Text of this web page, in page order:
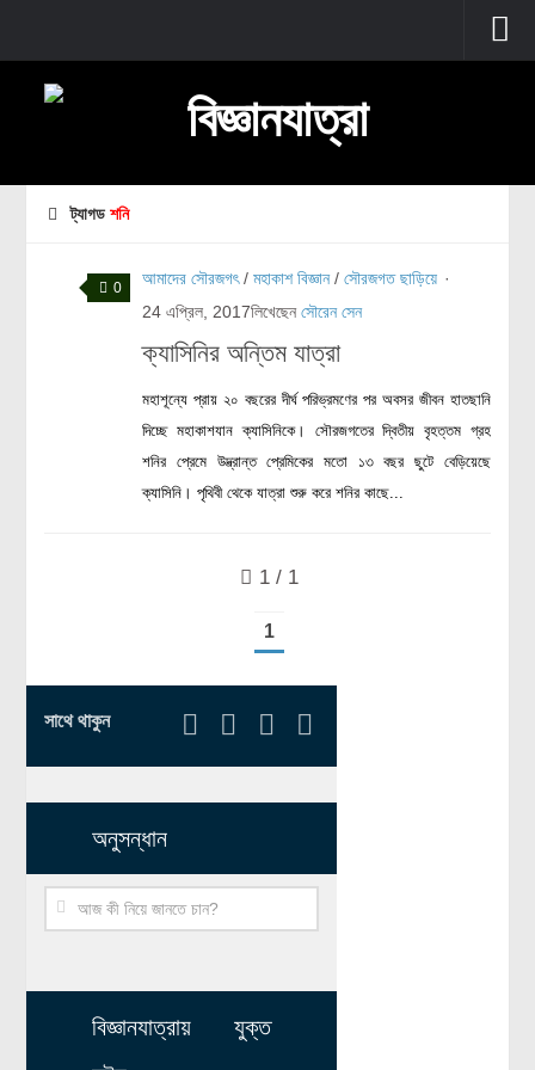
প্রচ্ছদ
জীববিজ্ঞান
প্রাণীবিজ্ঞান
বিবর্তন
মানবদেহ
জেনেটিক্স
রোগ ও চিকিৎসা
পরিবেশ দূষণ
ইলেকট্রিক্যাল ইঞ্জিনিয়ারিং
বায়োটেকনোলজি
ট্যাগডশনি
0 আমাদের সৌরজগৎ/মহাকাশ বিজ্ঞান/সৌরজগত ছাড়িয়ে
24 এপ্রিল, 2017
·
লিখেছেনসৌরেন সেন
ক্যাসিনির অন্তিম যাত্রা
মহাশূন্যে প্রায় ২০ বছরের দীর্ঘ পরিভ্রমণের পর অবসর জীবন হাতছানি
দিচ্ছে মহাকাশযান ক্যাসিনিকে। সৌরজগতের দ্বিতীয় বৃহত্তম গ্রহ
শনির প্রেমে উদ্ভ্রান্ত প্রেমিকের মতো ১৩ বছর ছুটে বেড়িয়েছে
ক্যাসিনি। পৃথিবী থেকে যাত্রা শুরু করে শনির কাছে...
1 / 1
1
সাথে থাকুন
অনুসন্ধান
বিজ্ঞানযাত্রায় যুক্ত